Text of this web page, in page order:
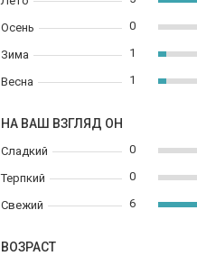
Осень
Зима
Весна
0
1
1
НА ВАШ ВЗГЛЯД ОН
Сладкий
Терпкий
Свежий
0
0
6
ВОЗРАСТ